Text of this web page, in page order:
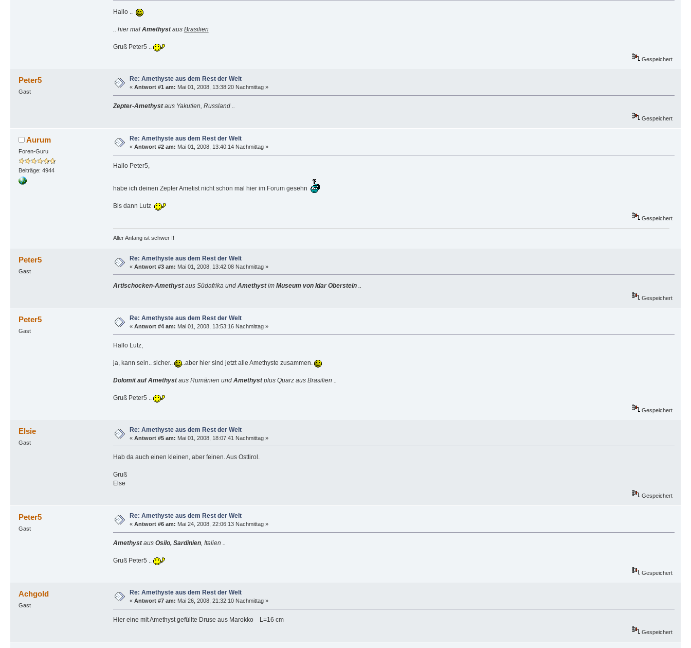
Hallo ..
.. hier mal Amethystaus Brasilien
Gruß Peter5 ..
Gespeichert
Peter5
Gast
Re: Amethyste aus dem Rest der Welt
« Antwort #1 am: Mai 01, 2008, 13:38:20 Nachmittag »
Zepter-Amethystaus Yakutien, Russland ..
Gespeichert
Aurum
Foren-Guru
Beiträge: 4944
Re: Amethyste aus dem Rest der Welt
« Antwort #2 am: Mai 01, 2008, 13:40:14 Nachmittag »
Hallo Peter5,
habe ich deinen Zepter Ametist nicht schon mal hier im Forum gesehn
Bis dann Lutz
Gespeichert
Aller Anfang ist schwer !!
Peter5
Gast
Re: Amethyste aus dem Rest der Welt
« Antwort #3 am: Mai 01, 2008, 13:42:08 Nachmittag »
Artischocken-Amethystaus Südafrika und Amethystim Museum von Idar Oberstein
Gespeichert
Peter5
Gast
Re: Amethyste aus dem Rest der Welt
« Antwort #4 am: Mai 01, 2008, 13:53:16 Nachmittag »
Hallo Lutz,
ja, kann sein.. sicher.. ..aber hier sind jetzt alle Amethyste zusammen.
Dolomit auf Amethystaus Rumänien und Amethystplus Quarz aus Brasilien ..
Gruß Peter5 ..
Gespeichert
Elsie
Gast
Re: Amethyste aus dem Rest der Welt
« Antwort #5 am: Mai 01, 2008, 18:07:41 Nachmittag »
Hab da auch einen kleinen, aber feinen. Aus Osttirol.
Gruß
Else
Gespeichert
Peter5
Gast
Re: Amethyste aus dem Rest der Welt
« Antwort #6 am: Mai 24, 2008, 22:06:13 Nachmittag »
Amethystaus Osilo, Sardinien, Italien ..
Gruß Peter5 ..
Gespeichert
Achgold
Gast
Re: Amethyste aus dem Rest der Welt
« Antwort #7 am: Mai 26, 2008, 21:32:10 Nachmittag »
Hier eine mit Amethyst gefüllte Druse aus Marokko L=16 cm
Gespeichert